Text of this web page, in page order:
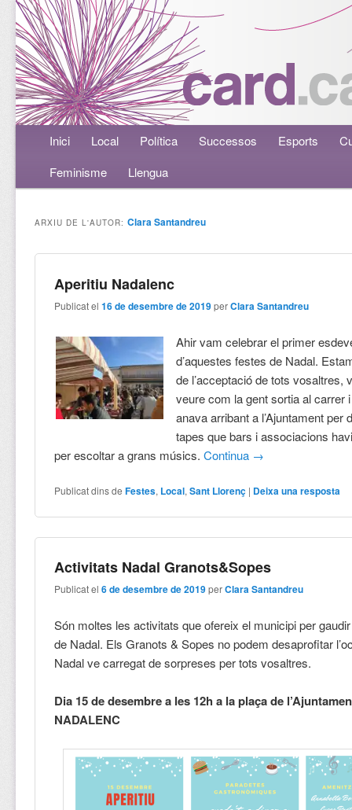
Menú principalAneu al contingut principal
Aneu al contingut secundari
Inici Local Política Successos Esports
Feminisme
Llengua
ARXIU DE L'AUTOR:Clara Santandreu
Aperitiu Nadalenc
Publicat el16 de desembre de 2019 perClara Santandreu
Ahir vam celebrar el primer
d’aquestes festes de Nadal.
de l’acceptació de tots vosaltres,
veure com la gent sortia al carrer
anava arribant a l’Ajuntament per
tapes que bars i associacions
per escoltar a grans músics.Continua →
Publicat dins de Festes, Local,Sant Llorenç | Deixa una resposta
Activitats Nadal Granots&Sopes
Publicat el6 de desembre de 2019 perClara Santandreu
Són moltes les activitats que ofereix el municipi per
de Nadal. Els Granots & Sopes no podem desaprofitar
Nadal ve carregat de sorpreses per tots vosaltres.
Dia 15 de desembre a les 12h a la plaça de
NADALENC